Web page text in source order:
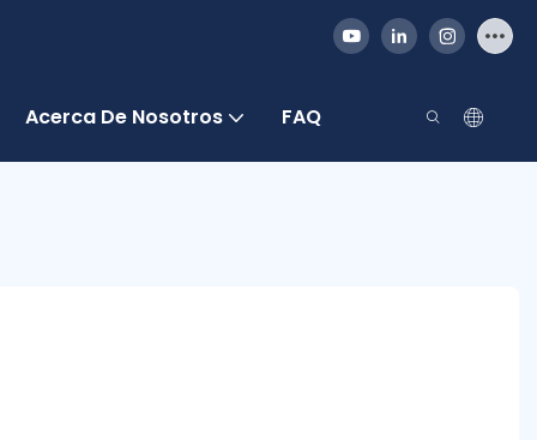
Acerca De Nosotros FAQ